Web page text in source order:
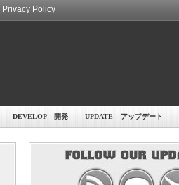
Privacy Policy
DEVELOP – 開発 UPDATE – アップデート